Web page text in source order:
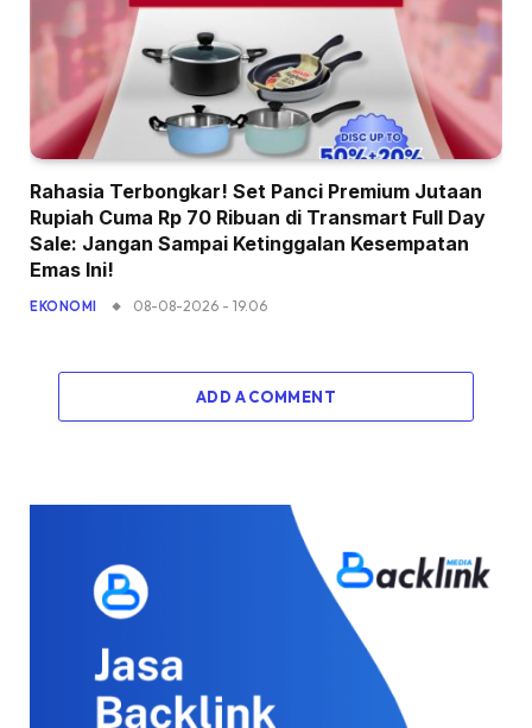
Rahasia Terbongkar! Set Panci Premium Jutaan
Rupiah Cuma Rp 70 Ribuan di Transmart Full Day
Sale: Jangan Sampai Ketinggalan Kesempatan
Emas Ini!
EKONOMI 08-08-2026 - 19.06
ADD A COMMENT